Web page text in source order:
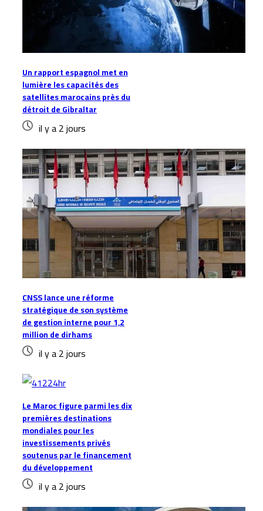
Un rapport espagnol met en
lumière les capacités des
satellites marocains près du
détroit de Gibraltar
il y a 2 jours
CNSS lance une réforme
stratégique de son système
de gestion interne pour 1,2
million de dirhams
il y a 2 jours
Le Maroc figure parmi les dix
premières destinations
mondiales pour les
investissements privés
soutenus par le financement
du développement
il y a 2 jours